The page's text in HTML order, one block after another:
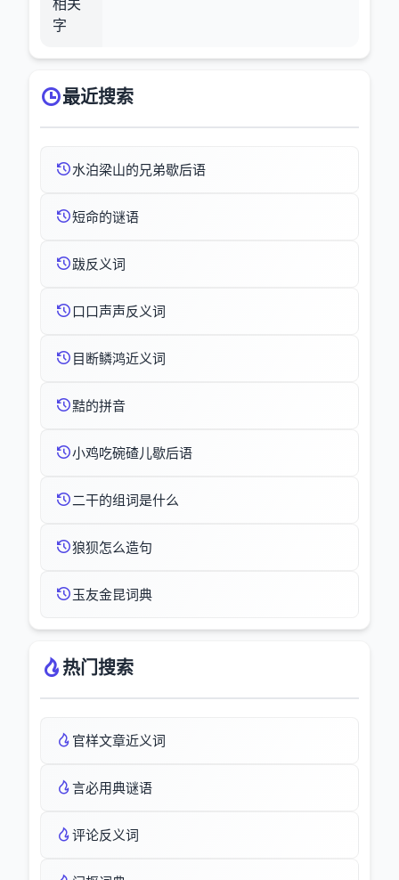
相关
字
最近搜索
水泊梁山的兄弟歇后语
短命的谜语
跋反义词
口口声声反义词
目断鳞鸿近义词
黠的拼音
小鸡吃碗碴儿歇后语
二干的组词是什么
狼狈怎么造句
玉友金昆词典
热门搜索
官样文章近义词
言必用典谜语
评论反义词